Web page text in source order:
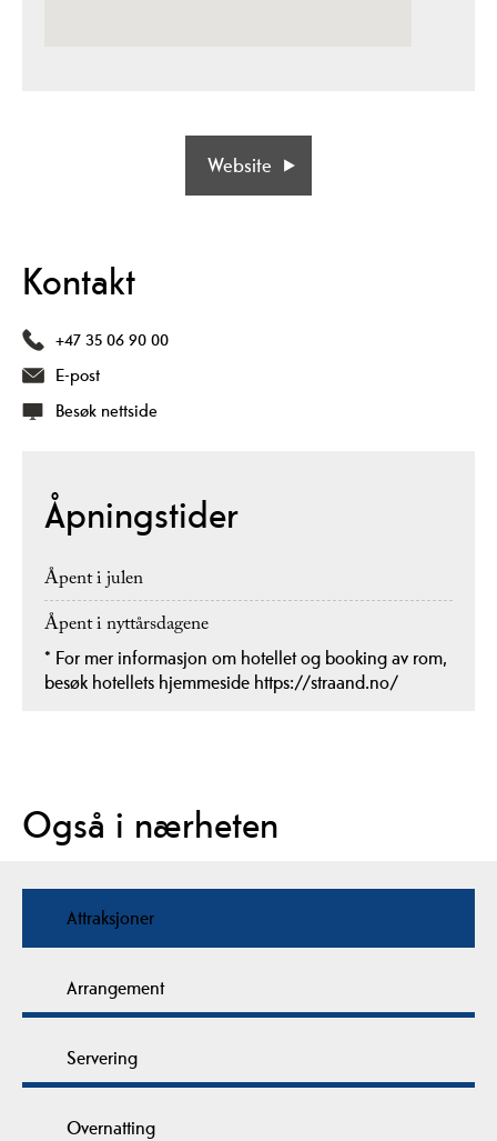
Website
Kontakt
+47 35 06 90 00
E-post
Besøk nettside
Åpningstider
Åpent i julen
Åpent i nyttårsdagene
* For mer informasjon om hotellet og booking av rom,
besøk hotellets hjemmeside https://straand.no/
Også i nærheten
Attraksjoner
Arrangement
Servering
Overnatting